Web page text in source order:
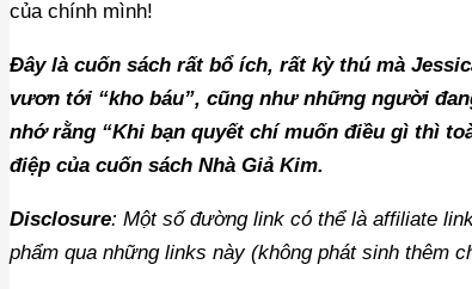
của chính mình!
Đây là cuốn sách rất bổ ích, rất kỳ thú mà
vươn tới “kho báu”, cũng như những người
nhớ rằng “Khi bạn quyết chí muốn điều gì thì
điệp của cuốn sách Nhà Giả Kim.
Disclosure: Một số đường link có thể là affiliate
phẩm qua những links này (không phát sinh thêm